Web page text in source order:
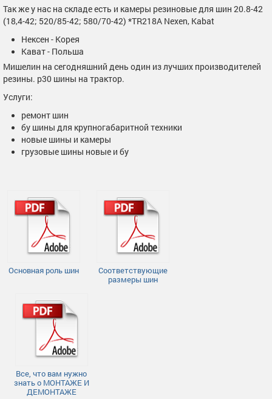
Так же у нас на складе есть и камеры резиновые для шин 20.8-42
(18,4-42; 520/85-42; 580/70-42) *TR218A Nexen, Kabat
Нексен - Корея
Кават - Польша
Мишелин на сегодняшний день один из лучших производителей
резины. р30 шины на трактор.
Услуги:
ремонт шин
бу шины для крупногабаритной техники
новые шины и камеры
грузовые шины новые и бу
Основная роль шин
Соответствующие
размеры шин
Все, что вам нужно
знать о МОНТАЖЕ И
ДЕМОНТАЖЕ